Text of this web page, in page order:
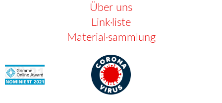
Über uns
Link·liste
Material·sammlung